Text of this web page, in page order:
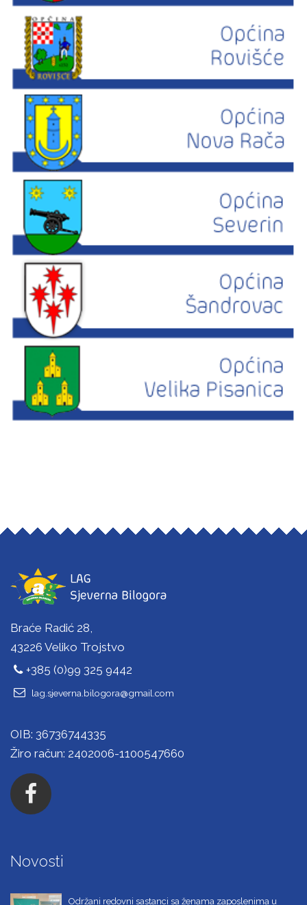
Braće Radić 28,
43226 Veliko Trojstvo
+385 (0)99 325 9442
lag.sjeverna.bilogora@gmail.com
OIB: 36736744335
Žiro račun: 2402006-1100547660
Novosti
Održani redovni sastanci sa ženama zaposlenima u